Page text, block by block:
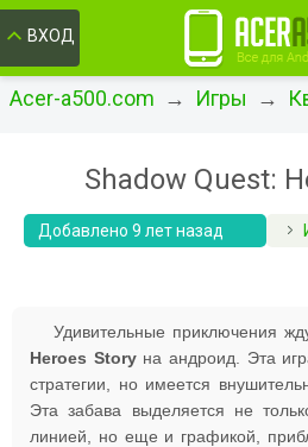
ВХОД
Acer-a500.com → Игры →
Shadow Quest:
Добавлено 9 лет назад
Удивительные приключения
Heroes Storyна андроид. Эта
стратегии, но имеется
Эта забава выделяется не
линией, но еще и графикой,